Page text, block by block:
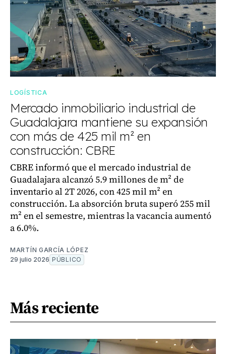
LOGÍSTICA
Mercado inmobiliario industrial de
Guadalajara mantiene su expansión
con más de 425 mil m² en
construcción: CBRE
CBRE informó que el mercado industrial de
Guadalajara alcanzó 5.9 millones de m² de
inventario al 2T 2026, con 425 mil m² en
construcción. La absorción bruta superó 255 mil
m² en el semestre, mientras la vacancia aumentó
a 6.0%.
MARTÍN GARCÍA LÓPEZ
29 julio 2026 PÚBLICO
Más reciente